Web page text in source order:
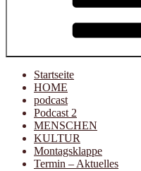
Startseite
HOME
podcast
Podcast 2
MENSCHEN
KULTUR
Montagsklappe
Termin – Aktuelles